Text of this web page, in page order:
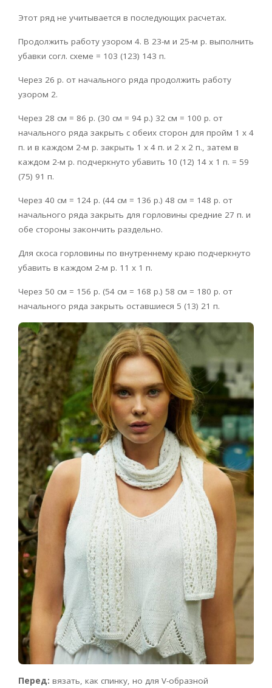
Этот ряд не учитывается в последующих расчетах.
Продолжить работу узором 4. В 23-м и 25-м р. выполнить
убавки согл. схеме = 103 (123) 143 п.
Через 26 р. от начального ряда продолжить работу
узором 2.
Через 28 см = 86 р. (30 см = 94 р.) 32 см = 100 р. от
начального ряда закрыть с обеих сторон для пройм 1 х 4
п. и в каждом 2-м р. закрыть 1 х 4 п. и 2 х 2 п., затем в
каждом 2-м р. подчеркнуто убавить 10 (12) 14 х 1 п. = 59
(75) 91 п.
Через 40 см = 124 р. (44 см = 136 р.) 48 см = 148 р. от
начального ряда закрыть для горловины средние 27 п. и
обе стороны закончить раздельно.
Для скоса горловины по внутреннему краю подчеркнуто
убавить в каждом 2-м р. 11 х 1 п.
Через 50 см = 156 р. (54 см = 168 р.) 58 см = 180 р. от
начального ряда закрыть оставшиеся 5 (13) 21 п.
Перед: вязать, как спинку, но для V-образной